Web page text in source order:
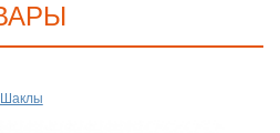
Шаклы